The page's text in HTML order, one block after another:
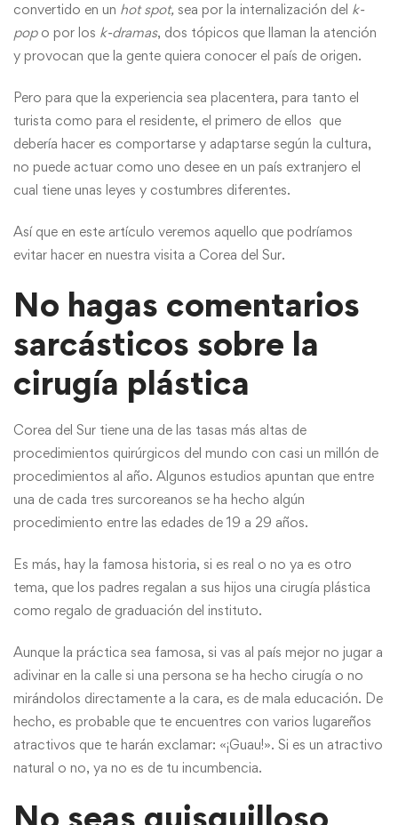
convertido en un hot spot, sea por la internalización del k-
popo por los k-dramas, dos tópicos que llaman la atención
y provocan que la gente quiera conocer el país de origen.
Pero para que la experiencia sea placentera, para tanto el
turista como para el residente, el primero de ellos que
debería hacer es comportarse y adaptarse según la cultura,
no puede actuar como uno desee en un país extranjero el
cual tiene unas leyes y costumbres diferentes.
Así que en este artículo veremos aquello que podríamos
evitar hacer en nuestra visita a Corea del Sur.
No hagas comentarios
sarcásticos sobre la
cirugía plástica
Corea del Sur tiene una de las tasas más altas de
procedimientos quirúrgicos del mundo con casi un millón de
procedimientos al año. Algunos estudios apuntan que entre
una de cada tres surcoreanos se ha hecho algún
procedimiento entre las edades de 19 a 29 años.
Es más, hay la famosa historia, si es real o no ya es otro
tema, que los padres regalan a sus hijos una cirugía plástica
como regalo de graduación del instituto.
Aunque la práctica sea famosa, si vas al país mejor no jugar a
adivinar en la calle si una persona se ha hecho cirugía o no
mirándolos directamente a la cara, es de mala educación. De
hecho, es probable que te encuentres con varios lugareños
atractivos que te harán exclamar: «¡Guau!». Si es un atractivo
natural o no, ya no es de tu incumbencia.